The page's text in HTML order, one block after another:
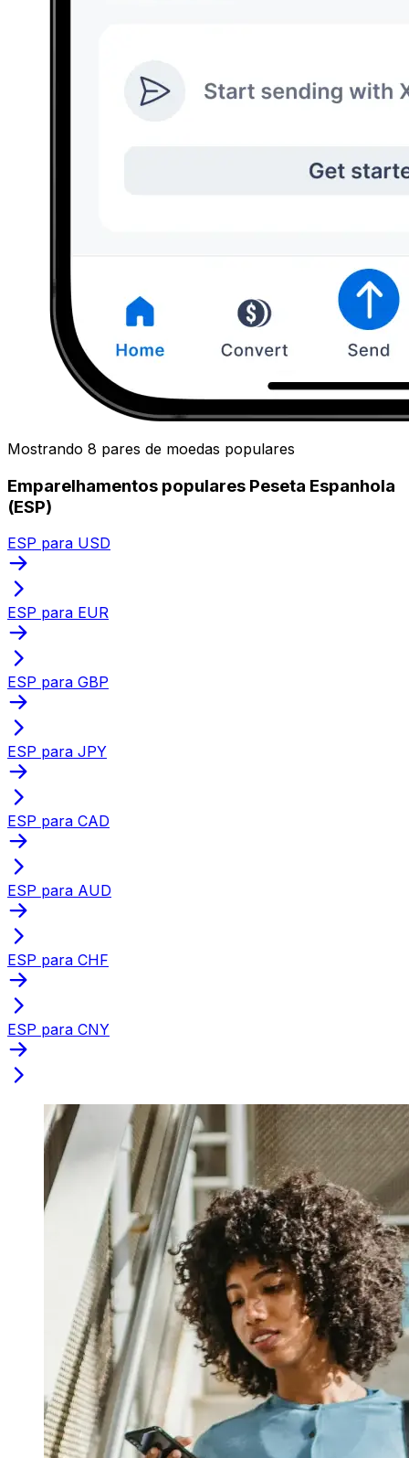
Mostrando 8 pares de moedas populares
Emparelhamentos populares Peseta Espanhola
(ESP)
ESP para USD
ESP para EUR
ESP para GBP
ESP para JPY
ESP para CAD
ESP para AUD
ESP para CHF
ESP para CNY